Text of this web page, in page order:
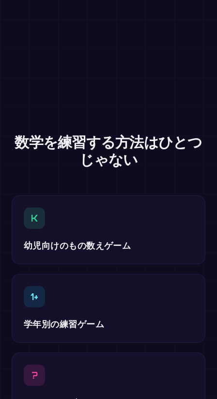
数学を練習する方法はひとつ
じゃない
K
幼児向けのもの数えゲーム
1+
学年別の練習ゲーム
?